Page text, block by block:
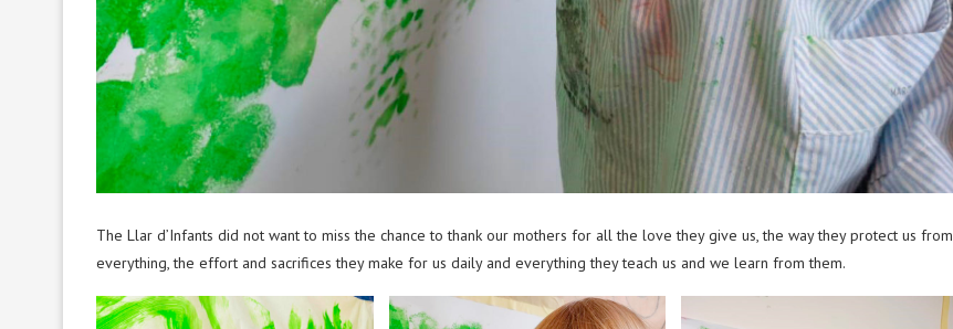
The Llar d’Infants did not want to miss the chance to thank our mothers for all the love they give us, the way they protect us from
everything, the effort and sacrifices they make for us daily and everything they teach us and we learn from them.